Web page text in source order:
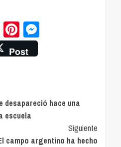
Pinterest
Messenger
Post
desapareció hace una
escuela
Siguiente
campo argentino ha hecho